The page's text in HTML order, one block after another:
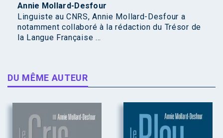
Annie Mollard-Desfour
Linguiste au CNRS, Annie Mollard-Desfour a
notamment collaboré à la rédaction du Trésor de
la Langue Française ...
DU MÊME AUTEUR